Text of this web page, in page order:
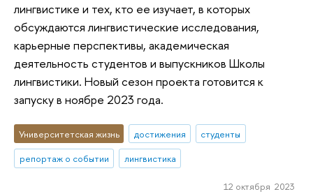
лингвистике и тех, кто ее изучает, в которых
обсуждаются лингвистические исследования,
карьерные перспективы, академическая
деятельность студентов и выпускников Школы
лингвистики. Новый сезон проекта готовится к
запуску в ноябре 2023 года.
Университетская жизнь достижения
студенты
репортаж о событии
лингвистика
12 октября 2023